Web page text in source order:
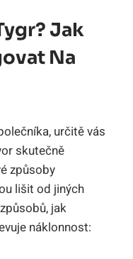
Jak
Na
‌určitě vás​
skutečně
způsoby
⁣lišit od jiných
jak
​náklonnost: